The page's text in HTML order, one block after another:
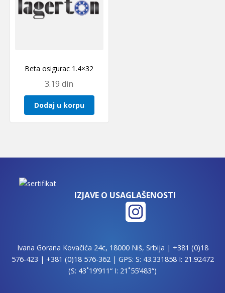
Beta osigurac 1.4×32
3.19din
Dodaj u korpu
IZJAVE O USAGLAŠENOSTI
Ivana Gorana Kovačića 24c, 18000 Niš, Srbija | +381 (0)18
576-423 | +381 (0)18 576-362| GPS: S: 43.331858 I: 21.92472
(S: 43˚19’911“ I: 21˚55’483“)